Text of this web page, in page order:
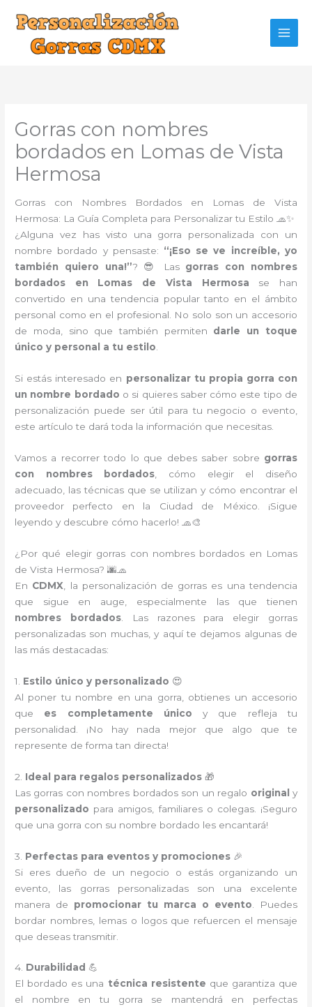
contenido
Gorras con nombres
bordados en Lomas de Vista
Hermosa
Gorras con Nombres Bordados en Lomas de Vista
Hermosa: La Guía Completa para Personalizar tu Estilo 🧢✨
¿Alguna vez has visto una gorra personalizada con un
nombre bordado y pensaste: “¡Eso se ve increíble, yo
también quiero una!”? 😎 Las gorras con nombres
bordados en Lomas de Vista Hermosa se han
convertido en una tendencia popular tanto en el ámbito
personal como en el profesional. No solo son un accesorio
de moda, sino que también permiten darle un toque
único y personal a tu estilo.
Si estás interesado en personalizar tu propia gorra con
un nombre bordado o si quieres saber cómo este tipo de
personalización puede ser útil para tu negocio o evento,
este artículo te dará toda la información que necesitas.
Vamos a recorrer todo lo que debes saber sobre gorras
con nombres bordados , cómo elegir el diseño
adecuado, las técnicas que se utilizan y cómo encontrar el
proveedor perfecto en la Ciudad de México. ¡Sigue
leyendo y descubre cómo hacerlo! 🧢🎨
¿Por qué elegir gorras con nombres bordados en Lomas
de Vista Hermosa? 🌆🧢
En CDMX , la personalización de gorras es una tendencia
que sigue en auge, especialmente las que tienen
nombres bordados. Las razones para elegir gorras
personalizadas son muchas, y aquí te dejamos algunas de
las más destacadas:
1. Estilo único y personalizado 😍
Al poner tu nombre en una gorra, obtienes un accesorio
que es completamente único y que refleja tu
personalidad. ¡No hay nada mejor que algo que te
represente de forma tan directa!
2. Ideal para regalos personalizados 🎁
Las gorras con nombres bordados son un regalo original y
personalizado para amigos, familiares o colegas. ¡Seguro
que una gorra con su nombre bordado les encantará!
3. Perfectas para eventos y promociones 🎉
Si eres dueño de un negocio o estás organizando un
evento, las gorras personalizadas son una excelente
manera de promocionar tu marca o evento . Puedes
bordar nombres, lemas o logos que refuercen el mensaje
que deseas transmitir.
4. Durabilidad 💪
El bordado es una técnica resistente que garantiza que
el nombre en tu gorra se mantendrá en perfectas